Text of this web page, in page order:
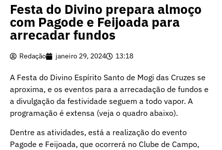
Festa do Divino prepara almoço
com Pagode e Feijoada para
arrecadar fundos
Redação janeiro 29, 2024 13:18
A Festa do Divino Espírito Santo de Mogi das Cruzes se
aproxima, e os eventos para a arrecadação de fundos e
a divulgação da festividade seguem a todo vapor. A
programação é extensa (veja o quadro abaixo).
Dentre as atividades, está a realização do evento
Pagode e Feijoada, que ocorrerá no Clube de Campo,